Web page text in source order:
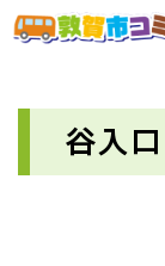
ペ
ー
メニ
谷入